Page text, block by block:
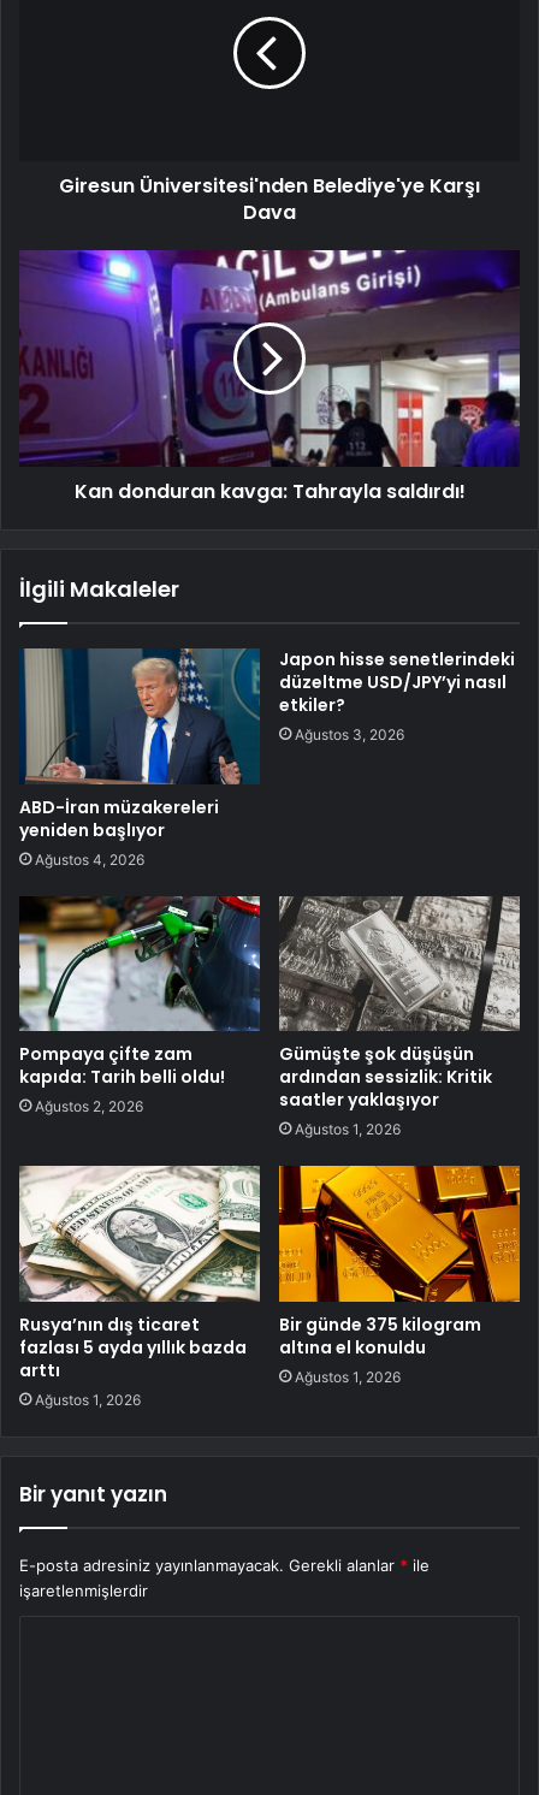
Giresun Üniversitesi'nden Belediye'ye Karşı
Dava
Kan donduran kavga: Tahrayla saldırdı!
İlgili Makaleler
ABD-İran müzakereleri
yeniden başlıyor
Ağustos 4, 2026
Japon hisse senetlerindeki
düzeltme USD/JPY’yi nasıl
etkiler?
Ağustos 3, 2026
Pompaya çifte zam
kapıda: Tarih belli oldu!
Ağustos 2, 2026
Gümüşte şok düşüşün
ardından sessizlik: Kritik
saatler yaklaşıyor
Ağustos 1, 2026
Rusya’nın dış ticaret
fazlası 5 ayda yıllık bazda
arttı
Ağustos 1, 2026
Bir günde 375 kilogram
altına el konuldu
Ağustos 1, 2026
Bir yanıt yazın
E-posta adresiniz yayınlanmayacak. Gerekli alanlar * ile
işaretlenmişlerdir